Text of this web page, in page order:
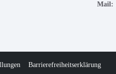
Mail:
Barrierefreiheitserklärung